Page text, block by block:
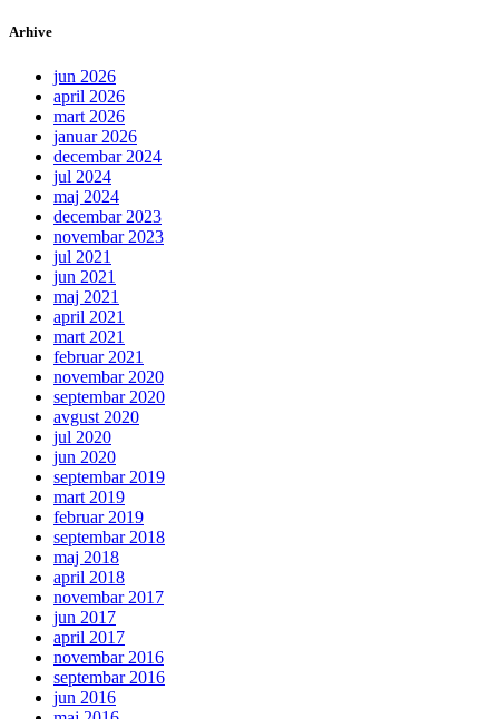
Arhive
jun 2026
april 2026
mart 2026
januar 2026
decembar 2024
jul 2024
maj 2024
decembar 2023
novembar 2023
jul 2021
jun 2021
maj 2021
april 2021
mart 2021
februar 2021
novembar 2020
septembar 2020
avgust 2020
jul 2020
jun 2020
septembar 2019
mart 2019
februar 2019
septembar 2018
maj 2018
april 2018
novembar 2017
jun 2017
april 2017
novembar 2016
septembar 2016
jun 2016